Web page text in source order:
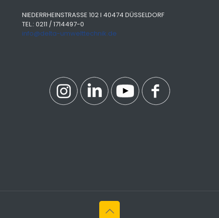
NIEDERRHEINSTRASSE 102 I 40474 DÜSSELDORF
TEL.: 0211 / 1714497-0
info@delta-umwelttechnik.de